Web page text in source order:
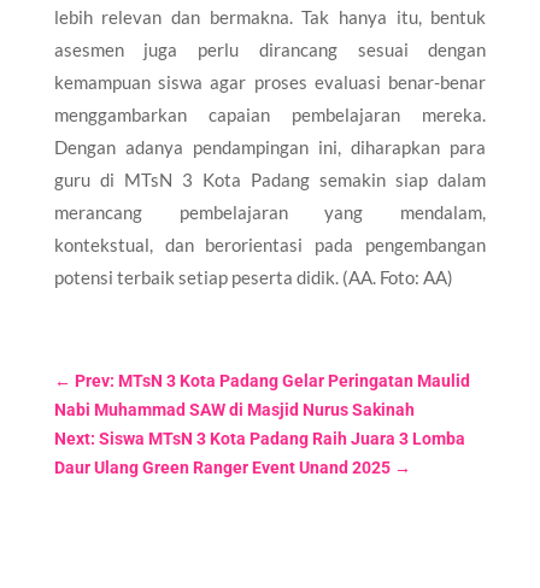
lebih relevan dan bermakna. Tak hanya itu, bentuk
asesmen juga perlu dirancang sesuai dengan
kemampuan siswa agar proses evaluasi benar-benar
menggambarkan capaian pembelajaran mereka.
Dengan adanya pendampingan ini, diharapkan para
guru di MTsN 3 Kota Padang semakin siap dalam
merancang pembelajaran yang mendalam,
kontekstual, dan berorientasi pada pengembangan
potensi terbaik setiap peserta didik. (AA. Foto: AA)
← Prev: MTsN 3 Kota Padang Gelar Peringatan Maulid
Nabi Muhammad SAW di Masjid Nurus Sakinah
Next: Siswa MTsN 3 Kota Padang Raih Juara 3 Lomba
Daur Ulang Green Ranger Event Unand 2025→